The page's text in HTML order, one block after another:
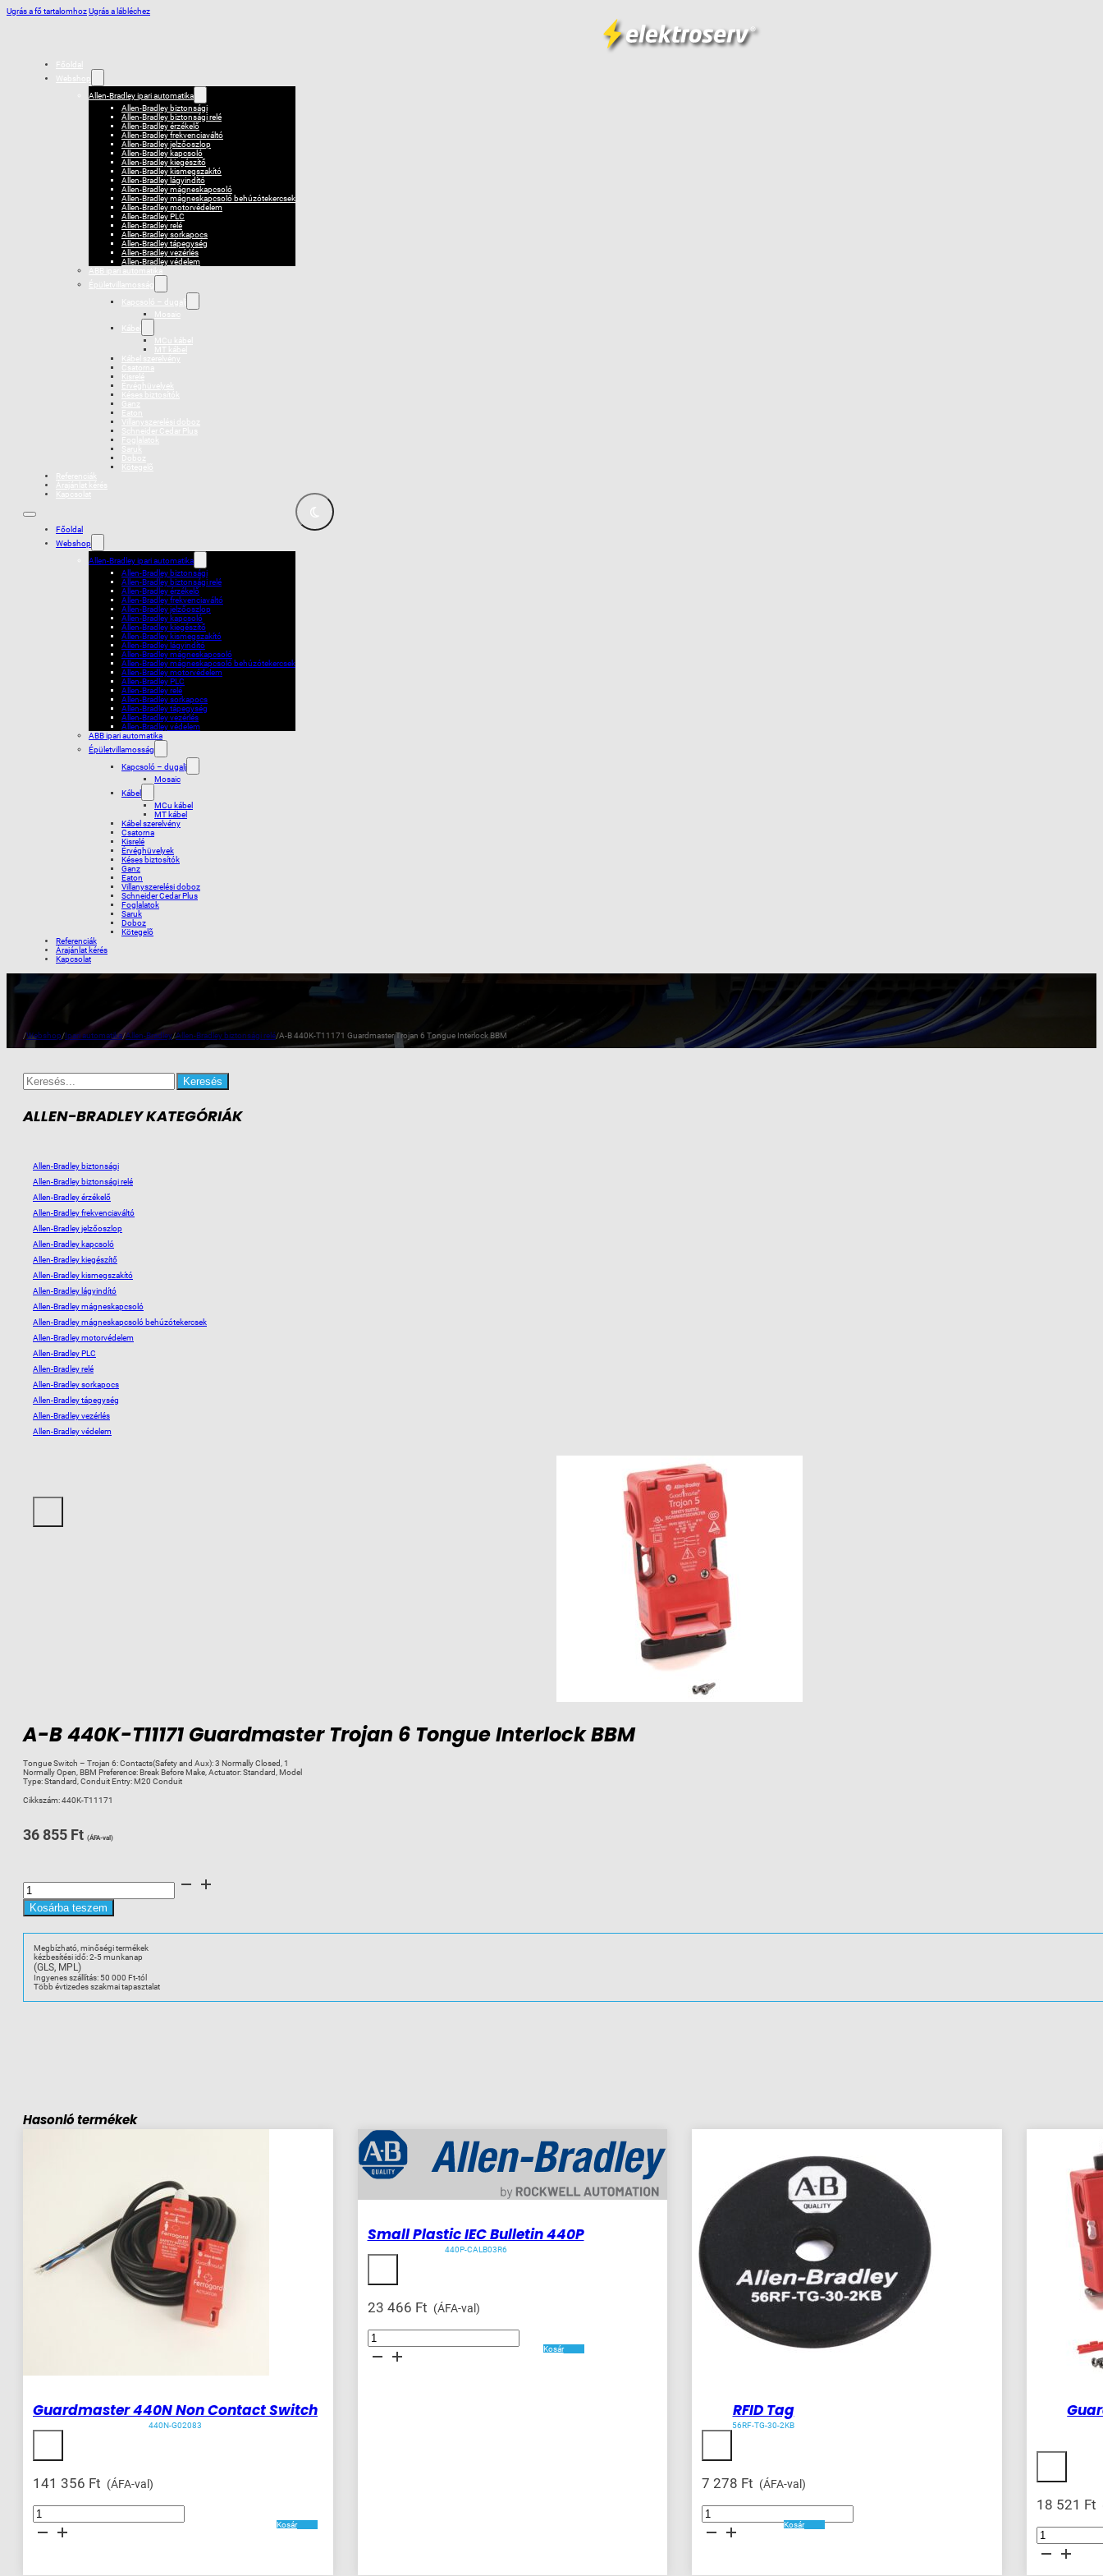
Ugrás a fő tartalomhozUgrás a lábléchez
Főoldal
Webshop
Allen-Bradley ipari automatika
Allen-Bradley biztonsági
Allen-Bradley biztonsági relé
Allen-Bradley érzékelő
Allen-Bradley frekvenciaváltó
Allen-Bradley jelzőoszlop
Allen-Bradley kapcsoló
Allen-Bradley kiegészítő
Allen-Bradley kismegszakító
Allen-Bradley lágyindító
Allen-Bradley mágneskapcsoló
Allen-Bradley mágneskapcsoló behúzótekercsek
Allen-Bradley motorvédelem
Allen-Bradley PLC
Allen-Bradley relé
Allen-Bradley sorkapocs
Allen-Bradley tápegység
Allen-Bradley vezérlés
Allen-Bradley védelem
ABB ipari automatika
Épületvillamosság
Kapcsoló – dugalj
Mosaic
Kábel
MCu kábel
MT kábel
Kábel szerelvény
Csatorna
Kisrelé
Érvéghüvelyek
Késes biztosítók
Ganz
Eaton
Villanyszerelési doboz
Schneider Cedar Plus
Foglalatok
Saruk
Doboz
Kötegelõ
Referenciák
Árajánlat kérés
Kapcsolat
Főoldal
Webshop
Allen-Bradley ipari automatika
Allen-Bradley biztonsági
Allen-Bradley biztonsági relé
Allen-Bradley érzékelő
Allen-Bradley frekvenciaváltó
Allen-Bradley jelzőoszlop
Allen-Bradley kapcsoló
Allen-Bradley kiegészítő
Allen-Bradley kismegszakító
Allen-Bradley lágyindító
Allen-Bradley mágneskapcsoló
Allen-Bradley mágneskapcsoló behúzótekercsek
Allen-Bradley motorvédelem
Allen-Bradley PLC
Allen-Bradley relé
Allen-Bradley sorkapocs
Allen-Bradley tápegység
Allen-Bradley vezérlés
Allen-Bradley védelem
ABB ipari automatika
Épületvillamosság
Kapcsoló – dugalj
Mosaic
Kábel
MCu kábel
MT kábel
Kábel szerelvény
Csatorna
Kisrelé
Érvéghüvelyek
Késes biztosítók
Ganz
Eaton
Villanyszerelési doboz
Schneider Cedar Plus
Foglalatok
Saruk
Doboz
Kötegelõ
Referenciák
Árajánlat kérés
Kapcsolat
/Webshop/Ipari automatika/Allen-Bradley/Allen-Bradley biztonsági relé/A-B 440K-T11171 Guardmaster Trojan 6 Tongue Interlock BBM
Search
for:
ALLEN-BRADLEY KATEGÓRIÁK
Allen-Bradley biztonsági
Allen-Bradley biztonsági relé
Allen-Bradley érzékelő
Allen-Bradley frekvenciaváltó
Allen-Bradley jelzőoszlop
Allen-Bradley kapcsoló
Allen-Bradley kiegészítő
Allen-Bradley kismegszakító
Allen-Bradley lágyindító
Allen-Bradley mágneskapcsoló
Allen-Bradley mágneskapcsoló behúzótekercsek
Allen-Bradley motorvédelem
Allen-Bradley PLC
Allen-Bradley relé
Allen-Bradley sorkapocs
Allen-Bradley tápegység
Allen-Bradley vezérlés
Allen-Bradley védelem
A-B 440K-T11171 Guardmaster Trojan 6 Tongue Interlock BBM
Tongue Switch – Trojan 6: Contacts(Safety and Aux): 3 Normally Closed, 1
Normally Open, BBM Preference: Break Before Make, Actuator: Standard, Model
Type: Standard, Conduit Entry: M20 Conduit
Cikkszám:440K-T11171
36 855 Ft (ÁFA-val)
440K-
T11171
Guardmaster
6
Interlock
BBM
mennyiség
Kosárba teszem
Megbízható, minőségi termékek
kézbesítési idő: 2-5 munkanap
(GLS, MPL)
Ingyenes szállítás: 50 000 Ft-tól
Több évtizedes szakmai tapasztalat
Hasonló termékek
Guardmaster 440N Non Contact Switch
440N-G02083
141 356 Ft (ÁFA-val)
Guardmaster
440N
Contact
Kosár
Small Plastic IEC Bulletin 440P
440P-CALB03R6
23 466 Ft (ÁFA-val)
Small
Plastic
Bulletin
Kosár
RFID Tag
56RF-TG-30-2KB
7 278 Ft (ÁFA-val)
RFID
Tag
mennyiség
Kosár
18 521 Ft
Guardmaster
Trojan
Tongue